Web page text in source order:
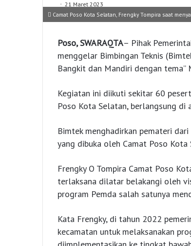
21 Maret 2023
Camat Poso Kota Selatan, Frengky Tompira saat
Poso, SWARAQTA– Pihak
menggelar Bimbingan Teknis
Bangkit dan Mandiri dengan tema”
Kegiatan ini diikuti sekitar 60
Poso Kota Selatan, berlangsung
Bimtek menghadirkan pemateri
yang dibuka oleh Camat Poso Kota
Frengky O Tompira Camat Poso
terlaksana dilatar belakangi oleh
program Pemda salah satunya
Kata Frengky, di tahun 2022
kecamatan untuk melaksanakan